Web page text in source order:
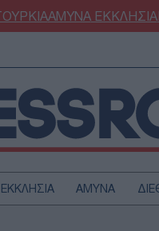
ΑΜΥΝΑΕΚΚΛΗΣΙΑ
ΕΚΚΛΗΣΙΑ ΑΜΥΝΑ